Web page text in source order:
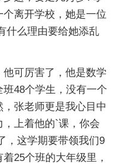
离开学校，她是一位
什么理由要给她添乱
可厉害了，他是数学
48个学生，没有一个
张老师更是我心目中
上着他的`课，你会
，这学期要带领我们9
25个班的大年级里，